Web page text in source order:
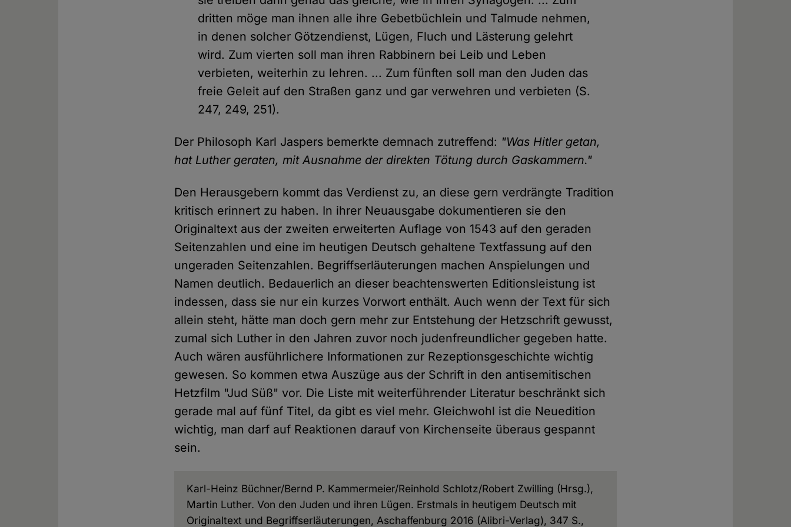
dritten möge man ihnen alle ihre Gebetbüchlein und Talmude nehmen,
in denen solcher Götzendienst, Lügen, Fluch und Lästerung gelehrt
wird. Zum vierten soll man ihren Rabbinern bei Leib und Leben
verbieten, weiterhin zu lehren. ... Zum fünften soll man den Juden das
freie Geleit auf den Straßen ganz und gar verwehren und verbieten (S.
247, 249, 251).
Der Philosoph Karl Jaspers bemerkte demnach zutreffend: "Was Hitler getan,
hat Luther geraten, mit Ausnahme der direkten Tötung durch Gaskammern."
Den Herausgebern kommt das Verdienst zu, an diese gern verdrängte Tradition
kritisch erinnert zu haben. In ihrer Neuausgabe dokumentieren sie den
Originaltext aus der zweiten erweiterten Auflage von 1543 auf den geraden
Seitenzahlen und eine im heutigen Deutsch gehaltene Textfassung auf den
ungeraden Seitenzahlen. Begriffserläuterungen machen Anspielungen und
Namen deutlich. Bedauerlich an dieser beachtenswerten Editionsleistung ist
indessen, dass sie nur ein kurzes Vorwort enthält. Auch wenn der Text für sich
allein steht, hätte man doch gern mehr zur Entstehung der Hetzschrift gewusst,
zumal sich Luther in den Jahren zuvor noch judenfreundlicher gegeben hatte.
Auch wären ausführlichere Informationen zur Rezeptionsgeschichte wichtig
gewesen. So kommen etwa Auszüge aus der Schrift in den antisemitischen
Hetzfilm "Jud Süß" vor. Die Liste mit weiterführender Literatur beschränkt sich
gerade mal auf fünf Titel, da gibt es viel mehr. Gleichwohl ist die Neuedition
wichtig, man darf auf Reaktionen darauf von Kirchenseite überaus gespannt
sein.
Karl-Heinz Büchner/Bernd P. Kammermeier/Reinhold Schlotz/Robert Zwilling (Hrsg.),
Martin Luther. Von den Juden und ihren Lügen. Erstmals in heutigem Deutsch mit
Originaltext und Begriffserläuterungen, Aschaffenburg 2016 (Alibri-Verlag), 347 S.,